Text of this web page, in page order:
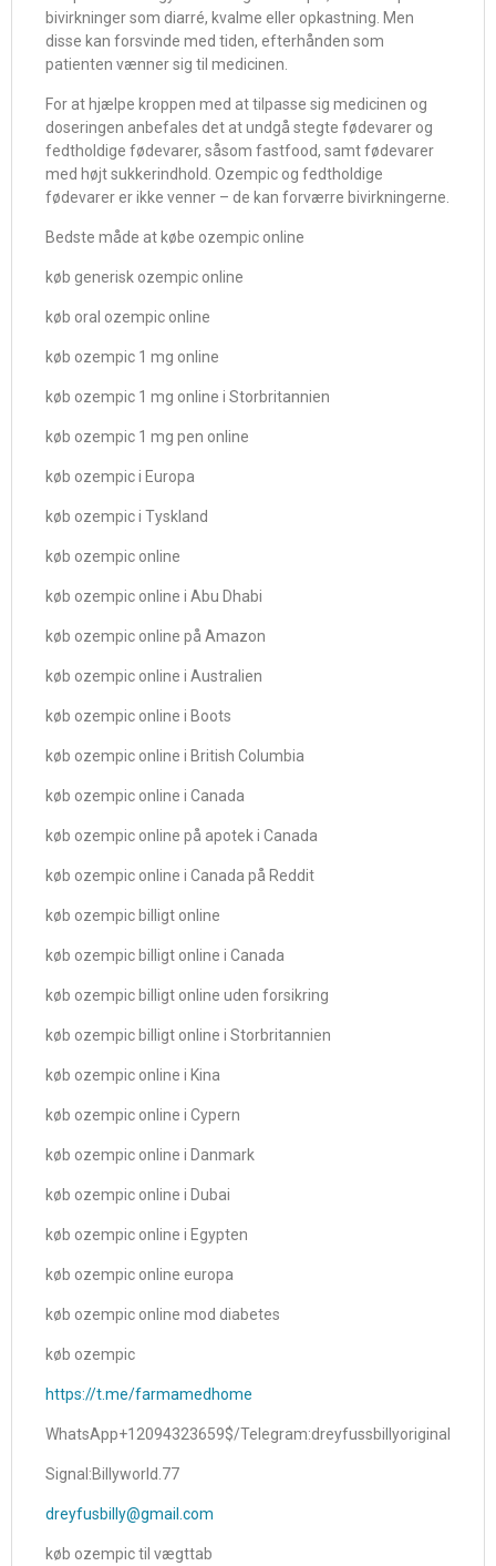
bivirkninger som diarré, kvalme eller opkastning. Men
disse kan forsvinde med tiden, efterhånden som
patienten vænner sig til medicinen.
For at hjælpe kroppen med at tilpasse sig medicinen og
doseringen anbefales det at undgå stegte fødevarer og
fedtholdige fødevarer, såsom fastfood, samt fødevarer
med højt sukkerindhold. Ozempic og fedtholdige
fødevarer er ikke venner – de kan forværre bivirkningerne.
Bedste måde at købe ozempic online
køb generisk ozempic online
køb oral ozempic online
køb ozempic 1 mg online
køb ozempic 1 mg online i Storbritannien
køb ozempic 1 mg pen online
køb ozempic i Europa
køb ozempic i Tyskland
køb ozempic online
køb ozempic online i Abu Dhabi
køb ozempic online på Amazon
køb ozempic online i Australien
køb ozempic online i Boots
køb ozempic online i British Columbia
køb ozempic online i Canada
køb ozempic online på apotek i Canada
køb ozempic online i Canada på Reddit
køb ozempic billigt online
køb ozempic billigt online i Canada
køb ozempic billigt online uden forsikring
køb ozempic billigt online i Storbritannien
køb ozempic online i Kina
køb ozempic online i Cypern
køb ozempic online i Danmark
køb ozempic online i Dubai
køb ozempic online i Egypten
køb ozempic online europa
køb ozempic online mod diabetes
køb ozempic
https://t.me/farmamedhome
WhatsApp+12094323659$/Telegram:dreyfussbillyoriginal
Signal:Billyworld.77
dreyfusbilly@gmail.com
køb ozempic til vægttab